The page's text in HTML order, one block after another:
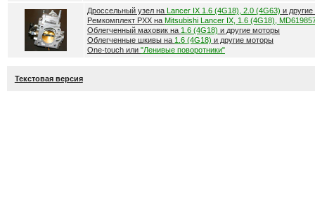
Дроссельный узел на Lancer IX 1.6 (4G18), 2.0 (4G63) и
Ремкомплект РХХ на Mitsubishi Lancer IX, 1.6 (4G18),
Облегченный маховик на 1.6 (4G18) и другие моторы
Облегченные шкивы на 1.6 (4G18) и другие моторы
One-touch или "Ленивые поворотники"
Текстовая версия